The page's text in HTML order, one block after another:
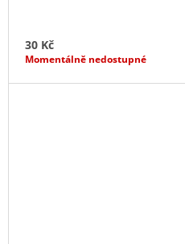
30 Kč
Momentálně nedostupné